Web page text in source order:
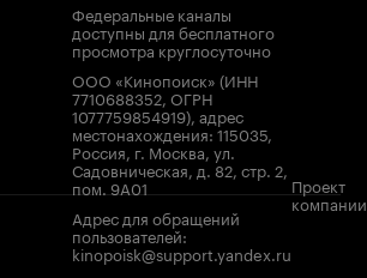
Федеральные каналы
доступны для бесплатного
просмотра круглосуточно
ООО «Кинопоиск» (ИНН
7710688352, ОГРН
1077759854919), адрес
местонахождения: 115035,
Россия, г. Москва, ул.
Садовническая, д. 82, стр. 2,
пом. 9А01
Адрес для обращений
пользователей:
kinopoisk@support.yandex.ru
Проект
компании